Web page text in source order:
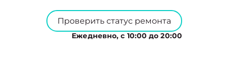
Проверить статус ремонта
Ежедневно, с 10:00 до 20:00